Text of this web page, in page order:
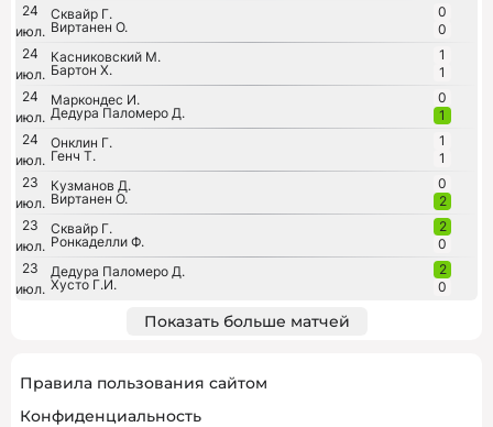
24
июл.
Сквайр Г.
Виртанен О.
0
0
24
июл.
Касниковский М.
Бартон Х.
1
1
24
июл.
Маркондес И.
Дедура Паломеро Д.
0
1
24
июл.
Онклин Г.
Генч Т.
1
1
23
июл.
Кузманов Д.
Виртанен О.
0
2
23
июл.
Сквайр Г.
Ронкаделли Ф.
2
0
23
июл.
Дедура Паломеро Д.
Хусто Г.И.
2
0
Показать больше матчей
Правила пользования сайтом
Конфиденциальность